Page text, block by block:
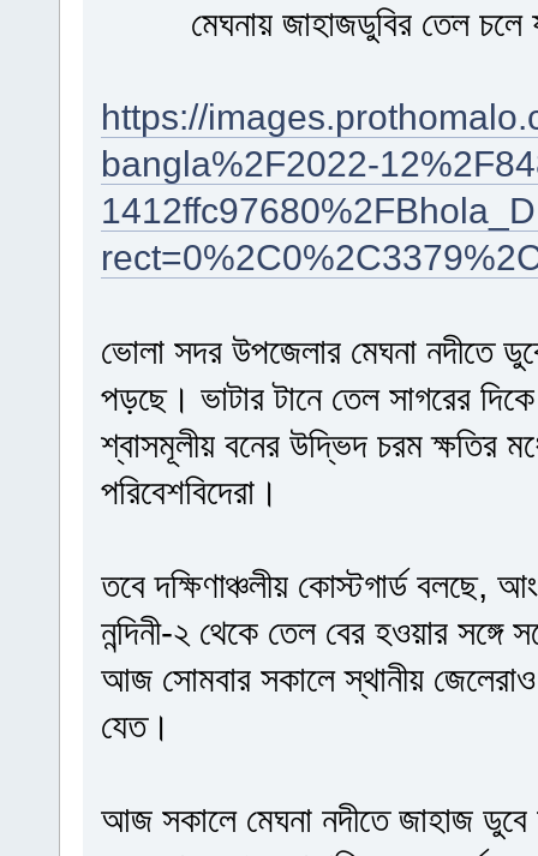
মেঘনায় জাহাজডুবির তেল চলে
https://
bangla%2F2022-
ভোলা সদর উপজেলার মেঘনা নদীতে
পড়ছে। ভাটার টানে তেল সাগরের
শ্বাসমূলীয় বনের উদ্ভিদ চরম ক্ষতির
পরিবেশবিদেরা।
তবে দক্ষিণাঞ্চলীয় কোস্টগার্ড বলছে,
নন্দিনী-২ থেকে তেল বের হওয়ার সঙ্গে
আজ সোমবার সকালে স্থানীয়
যেত।
আজ সকালে মেঘনা নদীতে জাহাজ ডুবে